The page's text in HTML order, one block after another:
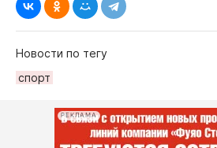
Новости по тегу
спорт
РЕКЛАМА